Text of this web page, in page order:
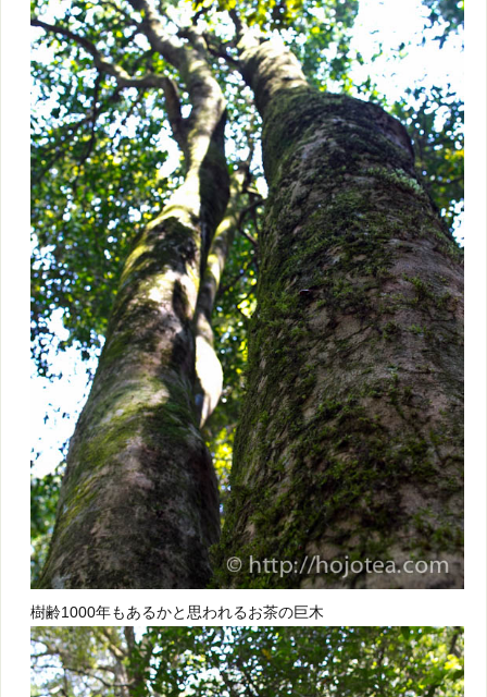
樹齢1000年もあるかと思われるお茶の巨木